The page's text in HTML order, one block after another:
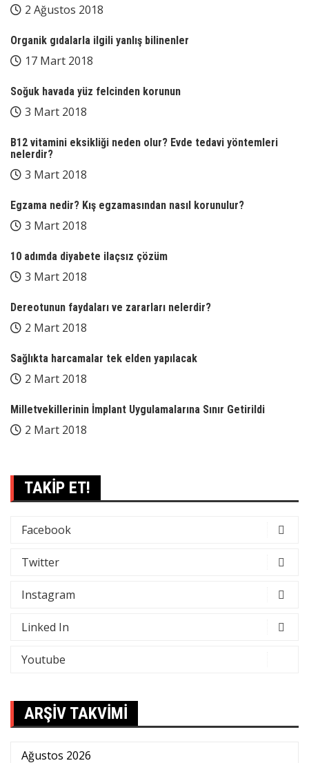
2 Ağustos 2018
Organik gıdalarla ilgili yanlış bilinenler
17 Mart 2018
Soğuk havada yüz felcinden korunun
3 Mart 2018
B12 vitamini eksikliği neden olur? Evde tedavi yöntemleri
nelerdir?
3 Mart 2018
Egzama nedir? Kış egzamasından nasıl korunulur?
3 Mart 2018
10 adımda diyabete ilaçsız çözüm
3 Mart 2018
Dereotunun faydaları ve zararları nelerdir?
2 Mart 2018
Sağlıkta harcamalar tek elden yapılacak
2 Mart 2018
Milletvekillerinin İmplant Uygulamalarına Sınır Getirildi
2 Mart 2018
TAKİP ET!
Facebook
Twitter
Instagram
Linked In
Youtube
ARŞİV TAKVİMİ
Ağustos 2026